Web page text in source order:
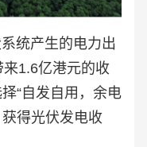
统产生的电力出
1.6亿港元的收
“自发自用，余电
获得光伏发电收